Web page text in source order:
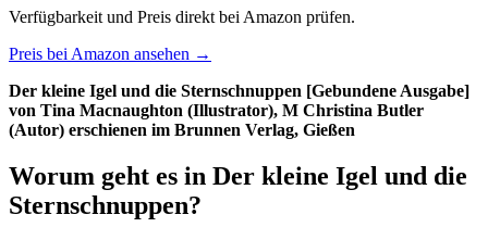
Verfügbarkeit und Preis direkt bei Amazon prüfen.
Preis bei Amazon ansehen →
Der kleine Igel und die Sternschnuppen [Gebundene Ausgabe]
von Tina Macnaughton (Illustrator), M Christina Butler
(Autor) erschienen im Brunnen Verlag, Gießen
Worum geht es in Der kleine Igel und die
Sternschnuppen?